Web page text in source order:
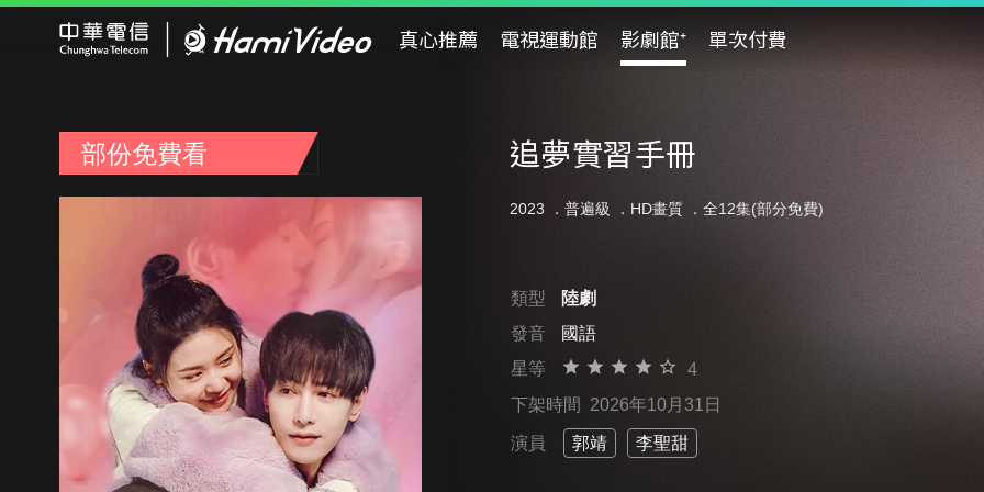
真心推薦 電視運動館 影劇館⁺ 單次付費
部份免費看 追夢實習手冊
2023 ． 普遍級 ．HD畫質 ．全12集(部分免費)
類型
陸劇
發音
國語
星等
4
下架時間 2026年10月31日
演員 郭靖 李聖甜